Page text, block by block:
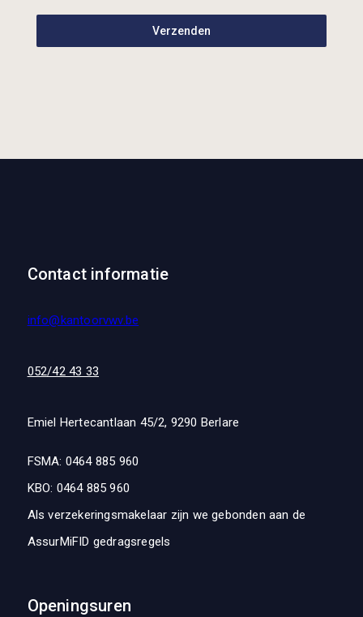
Verzenden
Contact informatie
info@kantoorvwv.be
052/42 43 33
Emiel Hertecantlaan 45/2, 9290 Berlare
FSMA: 0464 885 960
KBO: 0464 885 960
Als verzekeringsmakelaar zijn we gebonden aan de
AssurMiFID gedragsregels
Openingsuren